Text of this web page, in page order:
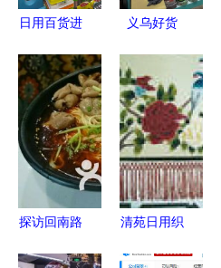
日用百货进
略 货从何
处来，心中
有数才不慌
义乌好货
的生活哲学
——永远清
醒、温柔、
知进退
探访回南路
清苑日用织